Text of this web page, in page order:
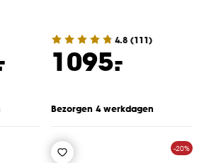
4.8 (111)
1095.
-
Bezorgen 4 werkdagen
-20%